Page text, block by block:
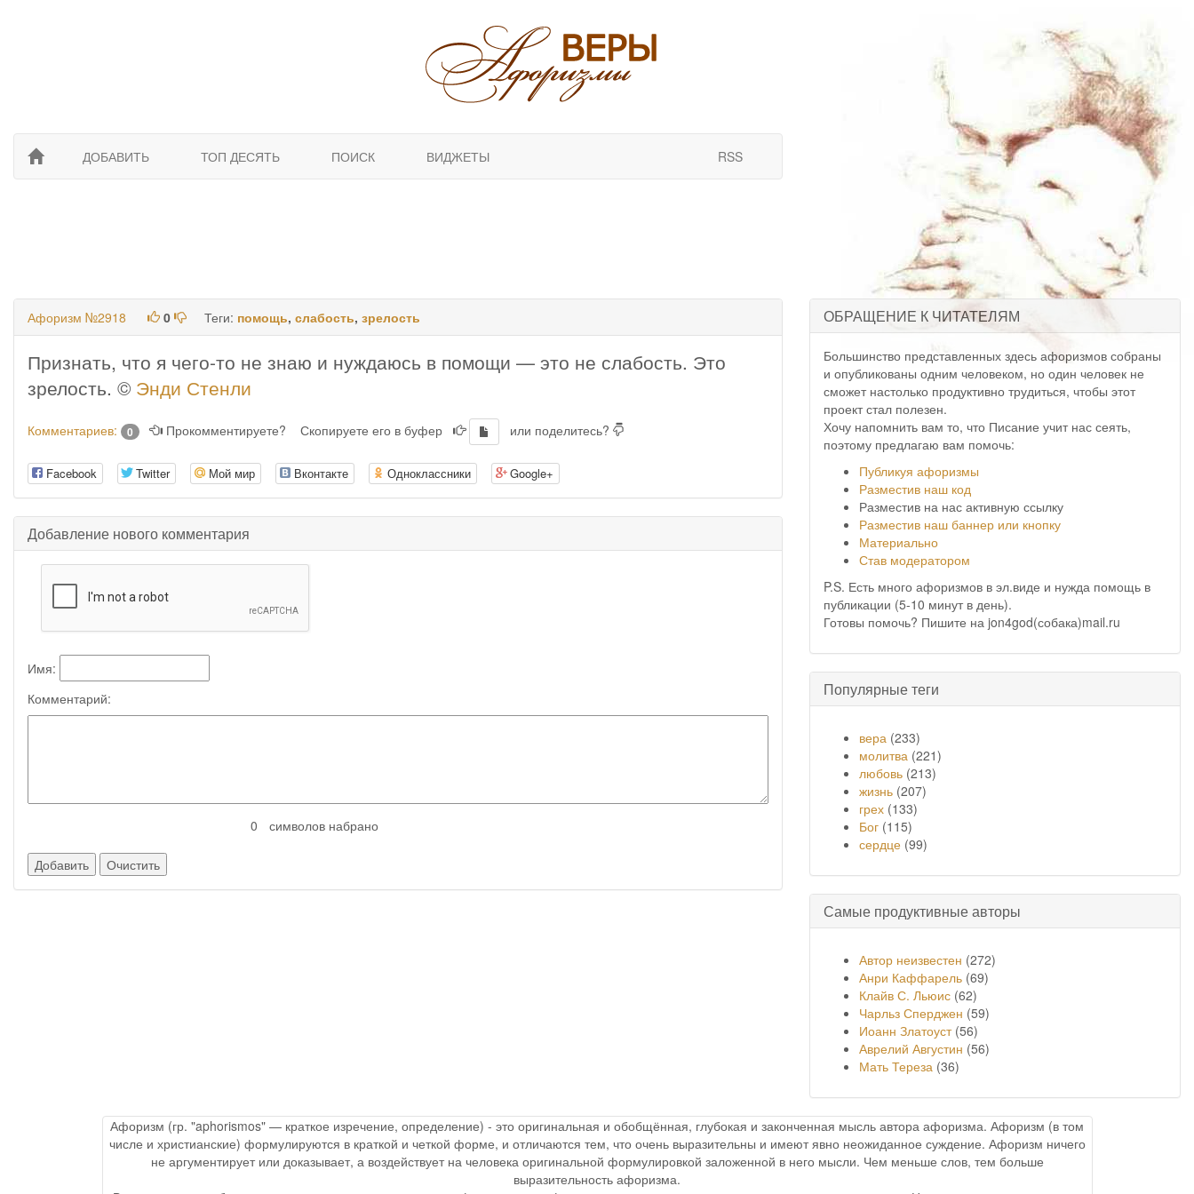
ДОБАВИТЬ ТОП ДЕСЯТЬ ПОИСК ВИДЖЕТЫ RSS
Афоризм №2918 0 Теги: помощь, слабость, зрелость
Признать, что я чего-то не знаю и нуждаюсь в помощи — это не слабость. Это
зрелость. © Энди Стенли
Комментариев: 0 Прокомментируете? Скопируете его в буфер или поделитесь?
Facebook Twitter Мой мир Вконтакте Одноклассники Google+
Добавление нового комментария
Имя:
Комментарий:
символов набрано
ОБРАЩЕНИЕ К ЧИТАТЕЛЯМ
Большинство представленных здесь афоризмов собраны
и опубликованы одним человеком, но один человек не
сможет настолько продуктивно трудиться, чтобы этот
проект стал полезен.
Хочу напомнить вам то, что Писание учит нас сеять,
поэтому предлагаю вам помочь:
Публикуя афоризмы
Разместив наш код
Разместив на нас активную ссылку
Разместив наш баннер или кнопку
Материально
Став модератором
P.S. Есть много афоризмов в эл.виде и нужда помощь в
публикации (5-10 минут в день).
Готовы помочь? Пишите на jon4god(собака)mail.ru
Популярные теги
вера (233)
молитва (221)
любовь (213)
жизнь (207)
грех (133)
Бог (115)
сердце (99)
Самые продуктивные авторы
Автор неизвестен (272)
Анри Каффарель (69)
Клайв С. Льюис (62)
Чарльз Сперджен (59)
Иоанн Златоуст(56)
Аврелий Августин (56)
Мать Тереза (36)
Афоризм (гр. "aphorismos" — краткое изречение, определение) - это оригинальная и обобщённая, глубокая и законченная мысль автора афоризма. Афоризм (в том
числе и христианские) формулируются в краткой и четкой форме, и отличаются тем, что очень выразительны и имеют явно неожиданное суждение. Афоризм ничего
не аргументирует или доказывает, а воздействует на человека оригинальной формулировкой заложенной в него мысли. Чем меньше слов, тем больше
выразительность афоризма.